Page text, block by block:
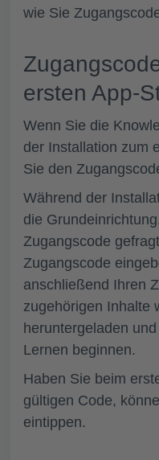
wie Sie
ersten App-
Wenn Sie die
der Installation zum
Sie den
Während der
die
Zugangscode
Zugangscode
anschließend Ihren
zugehörigen Inhalte
heruntergeladen
Lernen beginnen.
Haben Sie beim
gültigen Code,
eintippen.